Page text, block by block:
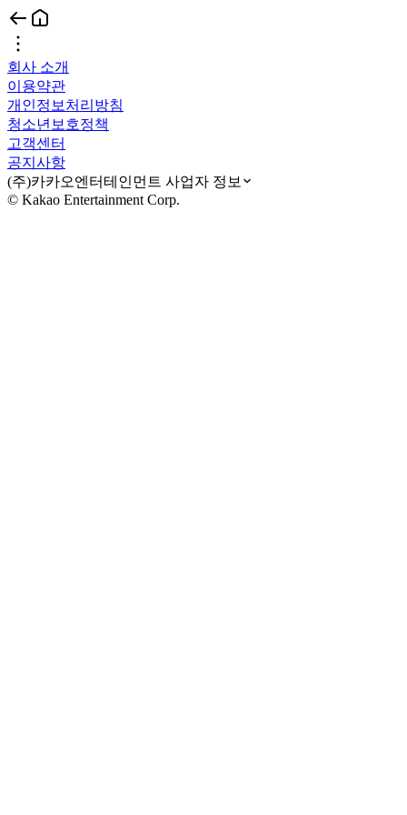
회사 소개
이용약관
개인정보처리방침
청소년보호정책
고객센터
공지사항
(주)카카오엔터테인먼트 사업자 정보
© Kakao Entertainment Corp.